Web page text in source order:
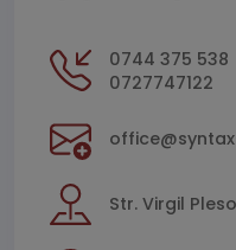
0744 375 538
0727747122
Str. Virgil